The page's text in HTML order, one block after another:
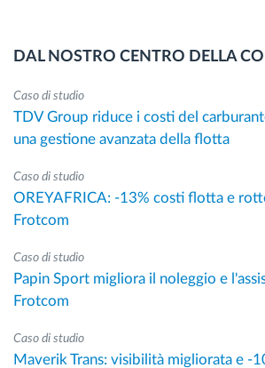
DAL NOSTRO CENTRO DELLA
Caso di studio
TDV Group riduce i costi del
una gestione avanzata della flotta
Caso di studio
OREYAFRICA: -13% costi flotta e
Frotcom
Caso di studio
Papin Sport migliora il noleggio e
Frotcom
Caso di studio
Maverik Trans: visibilità migliorata e -